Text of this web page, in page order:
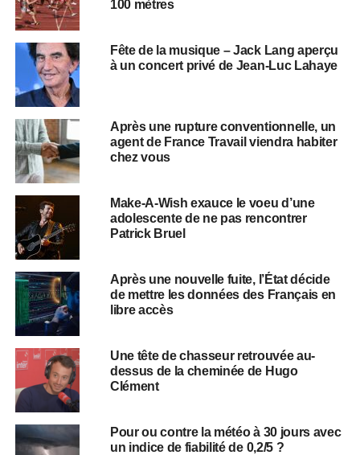
100 mètres
Fête de la musique – Jack Lang aperçu
à un concert privé de Jean-Luc Lahaye
Après une rupture conventionnelle, un
agent de France Travail viendra habiter
chez vous
Make-A-Wish exauce le voeu d’une
adolescente de ne pas rencontrer
Patrick Bruel
Après une nouvelle fuite, l’État décide
de mettre les données des Français en
libre accès
Une tête de chasseur retrouvée au-
dessus de la cheminée de Hugo
Clément
Pour ou contre la météo à 30 jours avec
un indice de fiabilité de 0,2/5 ?